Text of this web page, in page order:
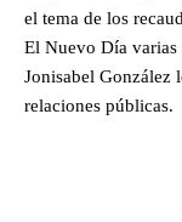
el tema de los
El Nuevo Día varias
Jonisabel González
relaciones públicas.